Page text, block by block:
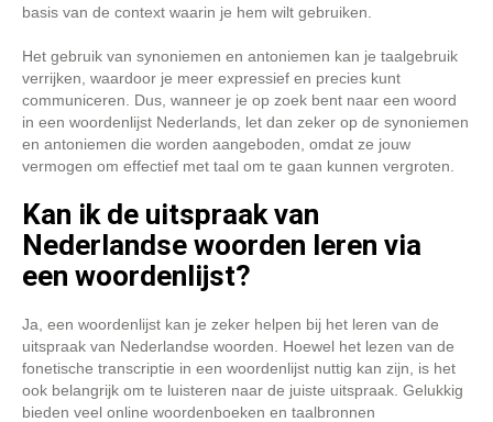
basis van de context waarin je hem wilt gebruiken.
Het gebruik van synoniemen en antoniemen kan je taalgebruik
verrijken, waardoor je meer expressief en precies kunt
communiceren. Dus, wanneer je op zoek bent naar een woord
in een woordenlijst Nederlands, let dan zeker op de synoniemen
en antoniemen die worden aangeboden, omdat ze jouw
vermogen om effectief met taal om te gaan kunnen vergroten.
Kan ik de uitspraak van
Nederlandse woorden leren via
een woordenlijst?
Ja, een woordenlijst kan je zeker helpen bij het leren van de
uitspraak van Nederlandse woorden. Hoewel het lezen van de
fonetische transcriptie in een woordenlijst nuttig kan zijn, is het
ook belangrijk om te luisteren naar de juiste uitspraak. Gelukkig
bieden veel online woordenboeken en taalbronnen